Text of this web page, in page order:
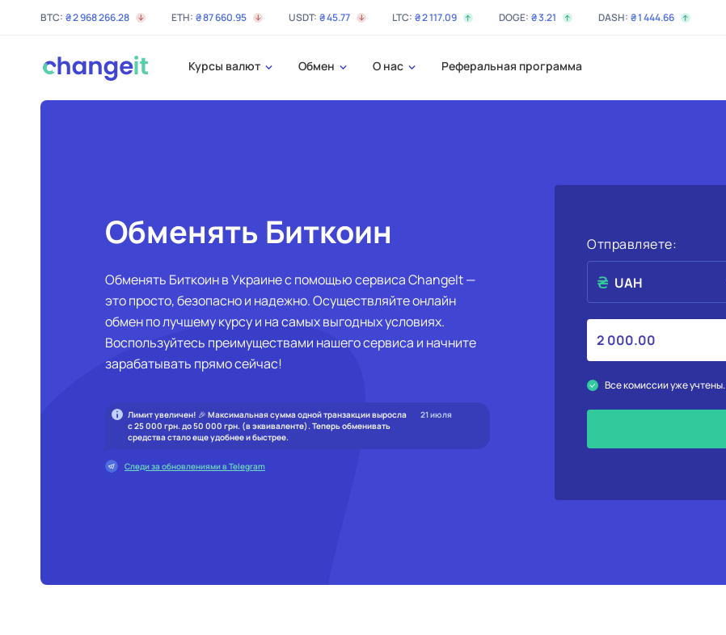
BTC: ₴2 968 266.28 ETH: ₴87 660.95 USDT: ₴45.77 LTC: ₴2 117.09 DOGE: ₴3.21 DASH: ₴1 444.66
Курсы валют Обмен О нас Реферальная программа
Обменять Биткоин
Обменять Биткоин в Украине с помощью сервиса ChangeIt —
это просто, безопасно и надежно. Осуществляйте онлайн
обмен по лучшему курсу и на самых выгодных условиях.
Воспользуйтесь преимуществами нашего сервиса и начните
зарабатывать прямо сейчас!
Лимит увеличен! 🎉 Максимальная сумма одной транзакции выросла
с 25 000 грн. до 50 000 грн. (в эквиваленте). Теперь обменивать
средства стало еще удобнее и быстрее.
21 июля
Следи за обновлениями в Telegram
Отправляете:
UAH
Все комиссии уже учтены.